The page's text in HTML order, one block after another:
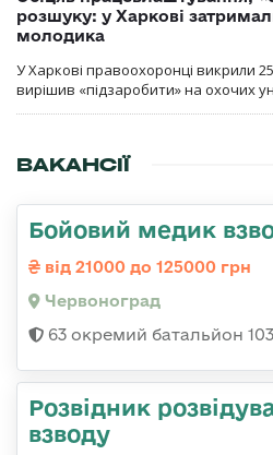
розшуку: у Харкові
молодика
У Харкові правоохоронці викрили
вирішив «підзаробити» на охочих
ВАКАНСІЇ
Бойовий медик
від 21000 до 125000 грн
Червоноград
63 окремий батальйон
Розвідник
взводу